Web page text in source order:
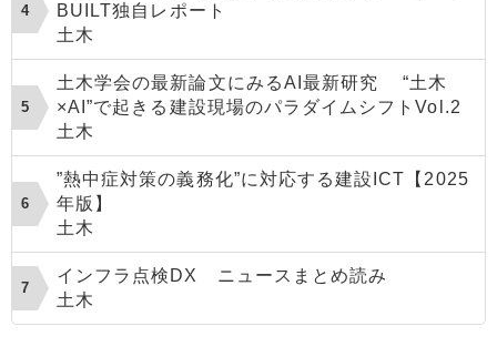
BUILT独自レポート
土木
土木学会の最新論文にみるAI最新研究 “土木
×AI”で起きる建設現場のパラダイムシフトVol.2
土木
”熱中症対策の義務化”に対応する建設ICT【2025
年版】
土木
インフラ点検DX ニュースまとめ読み
土木